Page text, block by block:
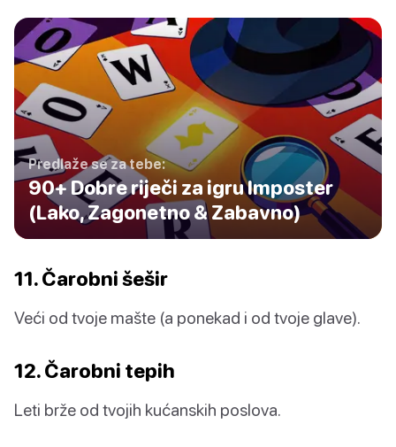
Predlaže se za tebe:
90+ Dobre riječi za igru Imposter
(Lako, Zagonetno & Zabavno)
11. Čarobni šešir
Veći od tvoje mašte (a ponekad i od tvoje glave).
12. Čarobni tepih
Leti brže od tvojih kućanskih poslova.